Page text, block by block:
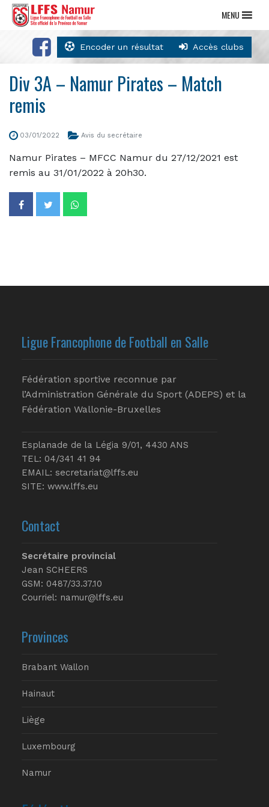
Encoder un résultat Accès clubs
MENU
Div 3A – Namur Pirates – Match
remis
03/01/2022 Avis du secrétaire
Namur Pirates – MFCC Namur du 27/12/2021 est
remis au 31/01/2022 à 20h30.
Ligue Francophone de Football en Salle
Fédération sportive reconnue par
l’Administration Générale du Sport (ADEPS) et la
Fédération Wallonie-Bruxelles
Esplanade de la Légia 9/01, 4430 ANS
TEL: 04/341 41 94
EMAIL: secretariat@lffs.eu
SITE: www.lffs.eu
Contact
Secrétaire provincial
Jean SCHEERS
GSM: 0487/33.37.10
Courriel: namur@lffs.eu
Provinces
Brabant Wallon
Hainaut
Liège
Luxembourg
Namur